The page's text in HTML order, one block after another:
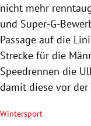
nicht mehr
und Super-G-
Passage auf die
Strecke für die
Speedrennen die
damit diese vor der
Wintersport